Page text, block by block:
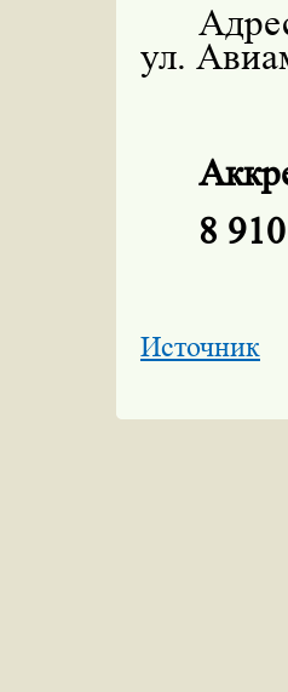
ул.
8
Источник